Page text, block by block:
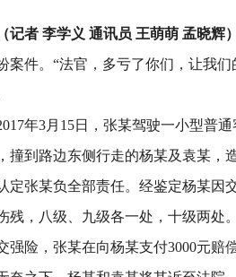
记者 李学义 通讯员 王萌萌 孟晓辉）
案件。“法官，多亏了你们，让我
年3月15日，张某驾驶一小型普
撞到路边东侧行走的杨某及袁某，
定张某负全部责任。经鉴定杨某因
残，八级、九级各一处，十级两处
强险，张某在向杨某支付3000元赔